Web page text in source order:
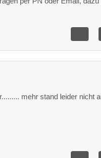
mehr stand leider nicht